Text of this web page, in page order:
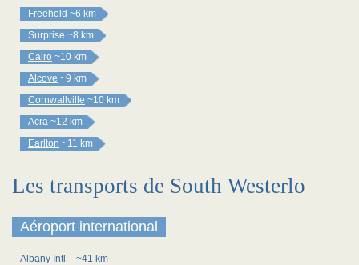
Freehold ~6 km
Surprise ~8 km
Cairo ~10 km
Alcove ~9 km
Cornwallville ~10 km
Acra ~12 km
Earlton ~11 km
Les transports de South Westerlo
Aéroport international
Albany Intl ~41 km